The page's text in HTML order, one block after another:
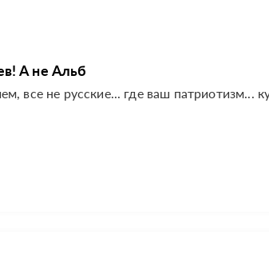
А не Альб
все не русские... где ваш патриотизм...